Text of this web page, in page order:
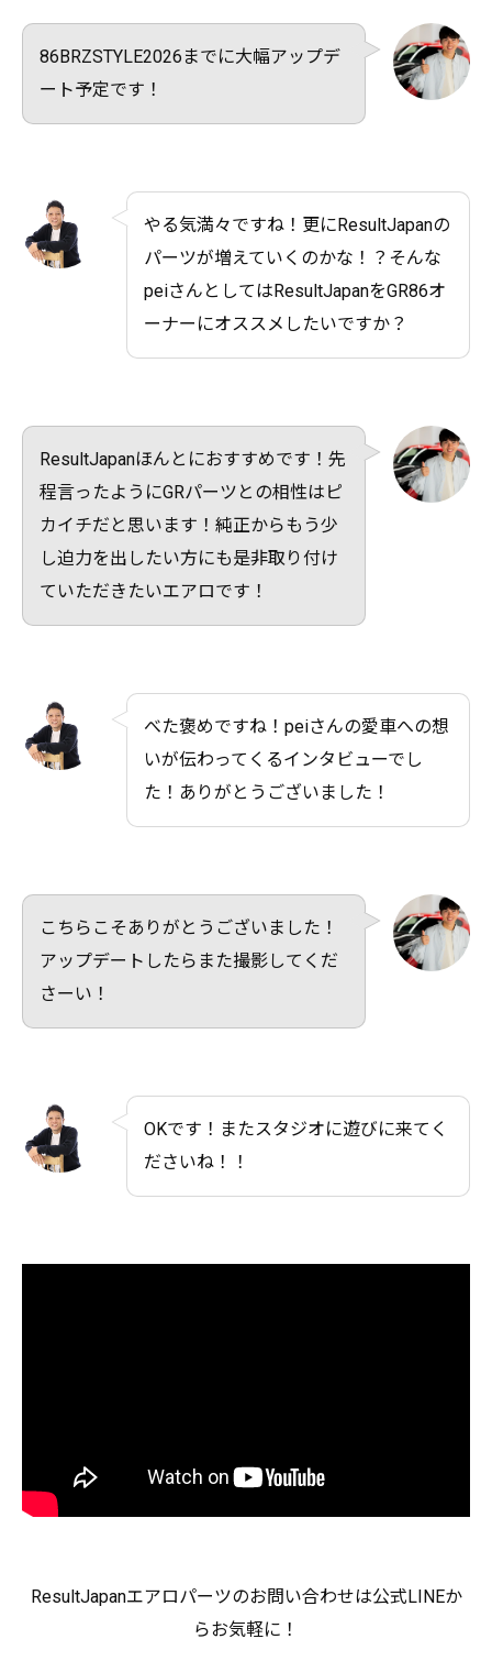
86BRZSTYLE2026までに大幅アップデ
ート予定です！
やる気満々ですね！更にResultJapanの
パーツが増えていくのかな！？そんな
peiさんとしてはResultJapanをGR86オ
ーナーにオススメしたいですか？
ResultJapanほんとにおすすめです！先
程言ったようにGRパーツとの相性はピ
カイチだと思います！純正からもう少
し迫力を出したい方にも是非取り付け
ていただきたいエアロです！
べた褒めですね！peiさんの愛車への想
いが伝わってくるインタビューでし
た！ありがとうございました！
こちらこそありがとうございました！
アップデートしたらまた撮影してくだ
さーい！
OKです！またスタジオに遊びに来てく
ださいね！！
ResultJapanエアロパーツのお問い合わせは公式LINEか
らお気軽に！